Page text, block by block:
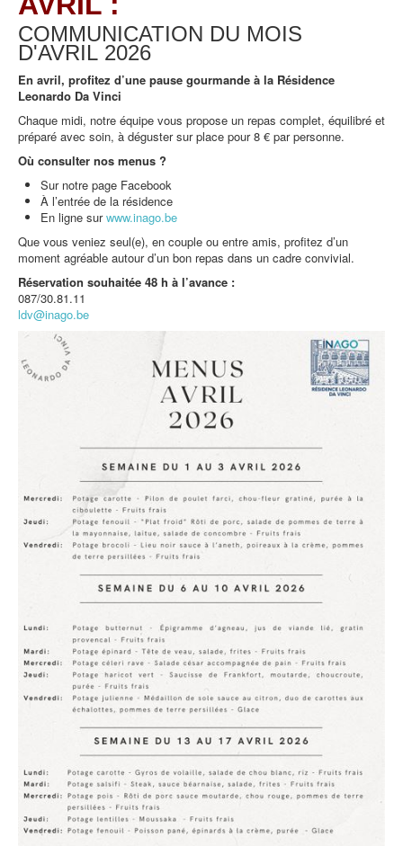
COMMUNICATION DU MOIS
D'AVRIL 2026
En avril, profitez d’une pause gourmande à la Résidence
Leonardo Da Vinci
Chaque midi, notre équipe vous propose un repas complet, équilibré et
préparé avec soin, à déguster sur place pour 8 € par personne.
Où consulter nos menus ?
Sur notre page Facebook
À l’entrée de la résidence
En ligne surwww.inago.be
Que vous veniez seul(e), en couple ou entre amis, profitez d’un
moment agréable autour d’un bon repas dans un cadre convivial.
Réservation souhaitée 48 h à l’avance :
087/30.81.11
ldv@inago.be